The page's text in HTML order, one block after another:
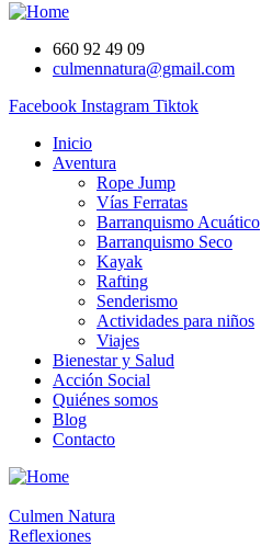
660 92 49 09
culmennatura@gmail.com
Facebook Instagram Tiktok
Inicio
Aventura
Rope Jump
Vías Ferratas
Barranquismo Acuático
Barranquismo Seco
Kayak
Rafting
Senderismo
Actividades para niños
Viajes
Bienestar y Salud
Acción Social
Quiénes somos
Blog
Contacto
Culmen Natura
Reflexiones